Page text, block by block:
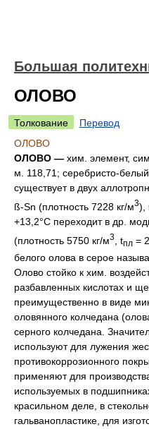
Большая
ОЛОВО
Толкование
Перевод
ОЛОВО
ОЛОВО — хим. элемент,
м. 118,71; серебристо-
существует в двух
ß-Sn (плотность 7228 кг/м3),
+13,2°С переходит в др.
(плотность 5750 кг/м3 , tпл =
белого олова в серое
Олово стойко к хим.
разбавленных кислотах и
преимущественно в виде
оловянного колчедана
серного колчедана.
используют для лужения
противокоррозионного
применяют для
используемых в
красильном деле, в
гальванопластике, для